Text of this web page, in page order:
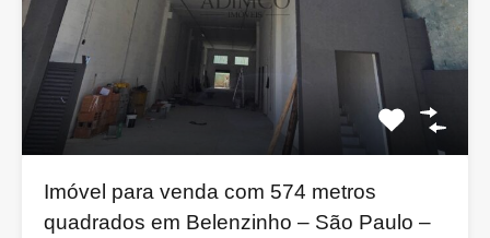
Imóvel para venda com 574 metros
quadrados em Belenzinho – São Paulo –